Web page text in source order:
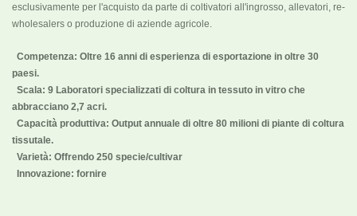
esclusivamente per l'acquisto da parte di coltivatori all'ingrosso, allevatori, re-
wholesalers o produzione di aziende agricole.
Competenza: Oltre 16 anni di esperienza di esportazione in oltre 30
paesi.
Scala: 9 Laboratori specializzati di coltura in tessuto in vitro che
abbracciano 2,7 acri.
Capacità produttiva: Output annuale di oltre 80 milioni di piante di coltura
tissutale.
Varietà: Offrendo 250 specie/cultivar
Innovazione: fornire